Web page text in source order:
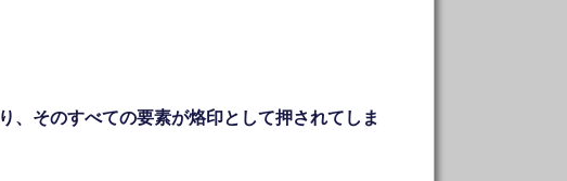
、そのすべての要素が烙印として押されてしま